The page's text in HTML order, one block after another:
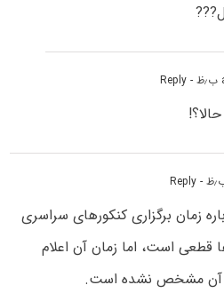
- Reply
- Reply
زمان برگزاری کنکورهای سراسری
قطعی است، اما زمان آن اعلام
آن مشخص نشده است.